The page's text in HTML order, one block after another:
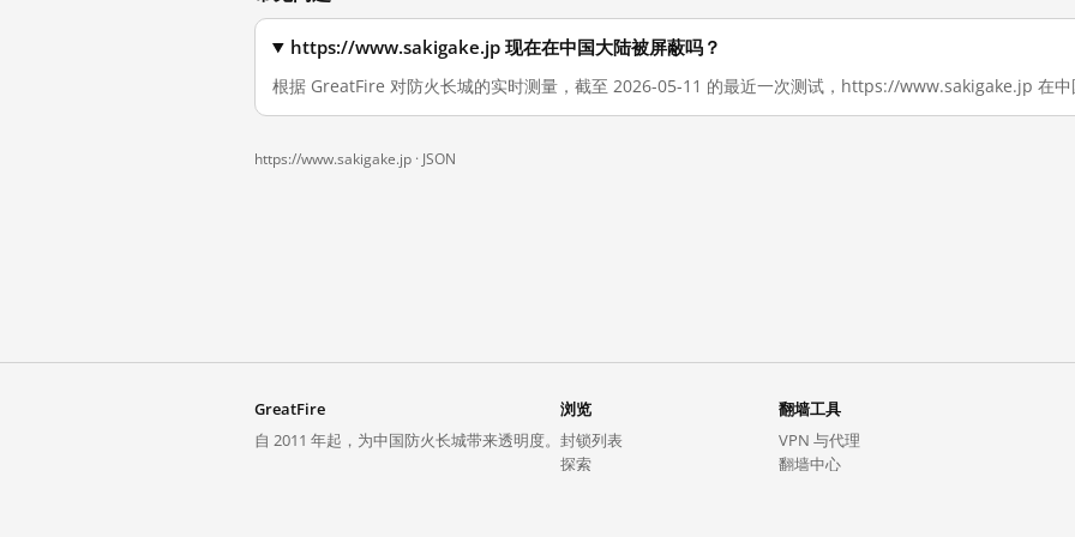
https://www.sakigake.jp 现在在中国大陆被屏蔽吗？
根据 GreatFire 对防火长城的实时测量，截至 2026-05-11 的最近一次测试，https://www.sakigake.jp 在中
https://www.sakigake.jp · JSON
GreatFire
自 2011 年起，为中国防火长城带来透明度。
浏览
封锁列表
探索
翻墙工具
VPN 与代理
翻墙中心